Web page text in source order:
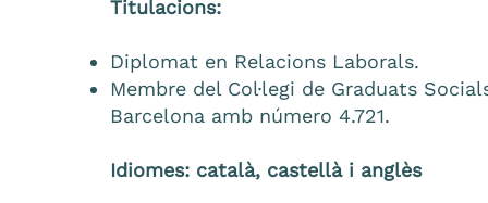
Titulacions:
Diplomat en Relacions Laborals.
Membre del Col·legi de Graduats
Barcelona amb número 4.721.
Idiomes: català, castellà i anglès